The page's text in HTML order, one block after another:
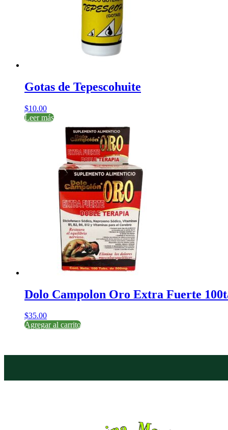
Gotas de Tepescohuite
$10.00
Leer más
Dolo Campolon Oro Extra Fuerte
$35.00
Agregar al carrito